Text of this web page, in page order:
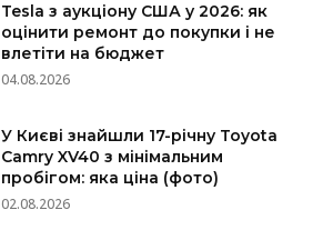
Tesla з аукціону США у 2026: як
оцінити ремонт до покупки і не
влетіти на бюджет
04.08.2026
У Києві знайшли 17-річну Toyota
Camry XV40 з мінімальним
пробігом: яка ціна (фото)
02.08.2026